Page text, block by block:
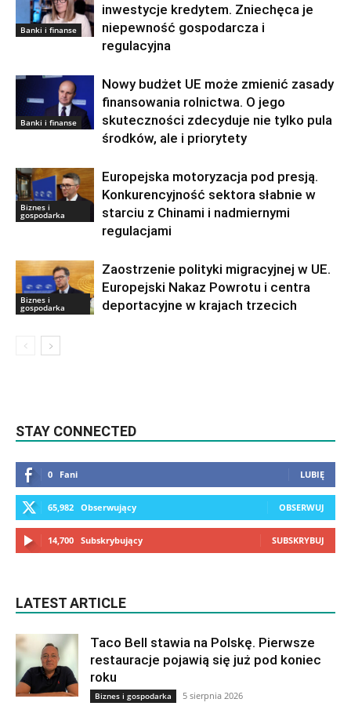
Banki i finanse
inwestycje kredytem. Zniechęca je
niepewność gospodarcza i
regulacyjna
Banki i finanse
Nowy budżet UE może zmienić zasady
finansowania rolnictwa. O jego
skuteczności zdecyduje nie tylko pula
środków, ale i priorytety
Biznes i
gospodarka
Europejska motoryzacja pod presją.
Konkurencyjność sektora słabnie w
starciu z Chinami i nadmiernymi
regulacjami
Biznes i
gospodarka
Zaostrzenie polityki migracyjnej w UE.
Europejski Nakaz Powrotu i centra
deportacyjne w krajach trzecich
STAY CONNECTED
0 Fani LUBIĘ
65,982 Obserwujący OBSERWUJ
14,700 Subskrybujący SUBSKRYBUJ
LATEST ARTICLE
Taco Bell stawia na Polskę. Pierwsze
restauracje pojawią się już pod koniec
roku
Biznes i gospodarka 5 sierpnia 2026